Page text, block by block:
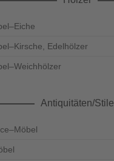
Edelhölzer
Antiquitäten/Stile